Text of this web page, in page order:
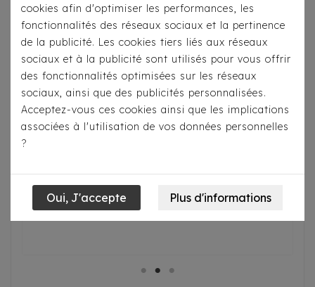
cookies afin d'optimiser les performances, les
fonctionnalités des réseaux sociaux et la pertinence
de la publicité. Les cookies tiers liés aux réseaux
sociaux et à la publicité sont utilisés pour vous offrir
des fonctionnalités optimisées sur les réseaux
sociaux, ainsi que des publicités personnalisées.
Acceptez-vous ces cookies ainsi que les implications
associées à l'utilisation de vos données personnelles
?